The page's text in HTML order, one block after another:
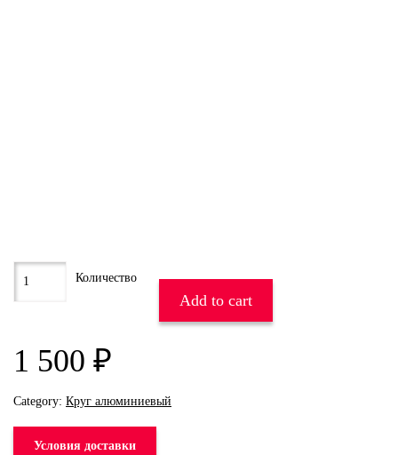
1 500 ₽
Add to cart
Category: Круг алюминиевый
Условия доставки